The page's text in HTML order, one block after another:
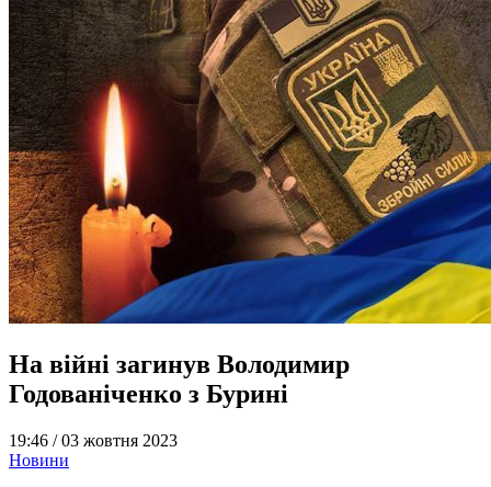
На війні загинув Володимир
Годованіченко з Бурині
19:46 /03 жовтня 2023
Новини